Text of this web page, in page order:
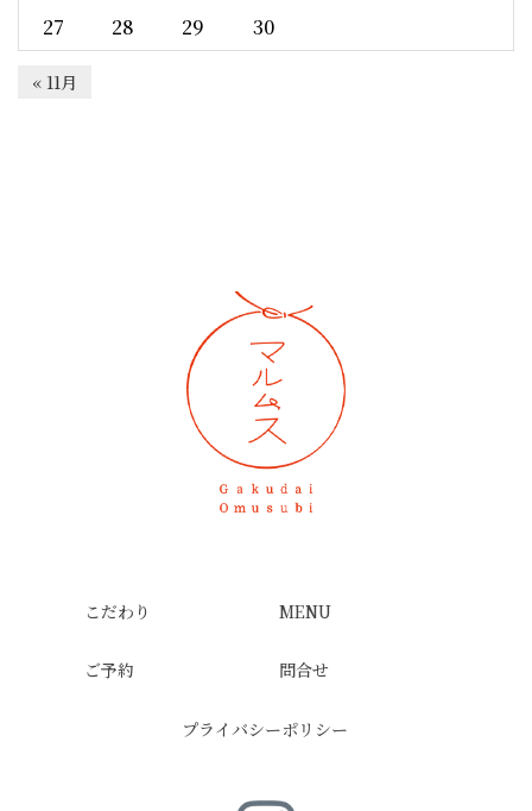
27
28 29 30
« 11月
こだわり MENU
ご予約 問合せ
プライバシーポリシー